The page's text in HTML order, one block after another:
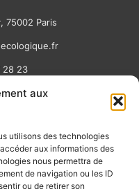
aux
utilisons des technologies
aux informations des
nous permettra de
de navigation ou les ID
ou de retirer son
75002 Paris
28 23
o
u
t
LA FILIÈRE